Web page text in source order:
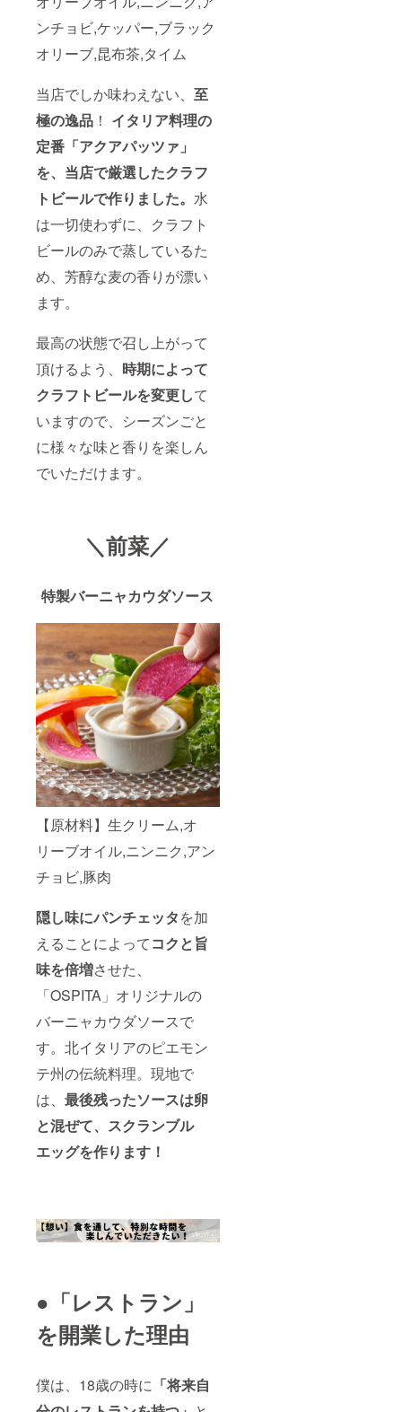
ンチョビ,ケッパー,ブラック
オリーブ,昆布茶,タイム
当店でしか味わえない、 至
極の逸品 ！ イタリア料理の
定番「アクアパッツァ」
を、当店で厳選したクラフ
トビールで作りました。 水
は一切使わずに、クラフト
ビールのみで蒸しているた
め、芳醇な麦の香りが漂い
ます。
最高の状態で召し上がって
頂けるよう、 時期によって
クラフトビールを変更して
いますので、シーズンごと
に様々な味と香りを楽しん
でいただけます。
＼前菜／
特製バーニャカウダソース
【原材料】生クリーム,オ
リーブオイル,ニンニク,アン
チョビ,豚肉
隠し味にパンチェッタを加
えることによってコクと旨
味を倍増させた、
「OSPITA」オリジナルの
バーニャカウダソースで
す。北イタリアのピエモン
テ州の伝統料理。現地で
は、 最後残ったソースは卵
と混ぜて、スクランブル
エッグを作ります！
●「レストラン」
を開業した理由
僕は、18歳の時に 「将来自